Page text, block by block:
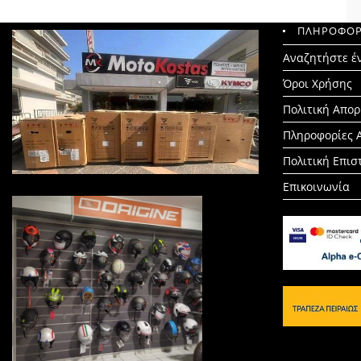
Αναζητήστε
Search
for:
Όροι Χρήσης
Πολιτική
Πληροφορίες
Πολιτική
Επικοινωνία